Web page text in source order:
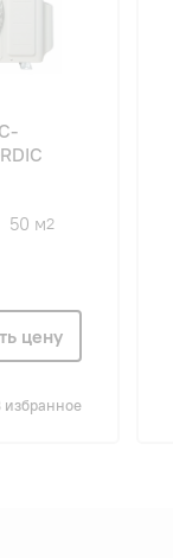
50 м2
цену
избранное